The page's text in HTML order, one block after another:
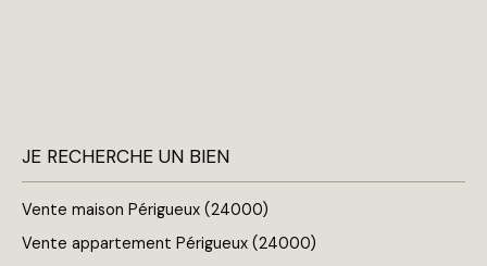
JE RECHERCHE UN BIEN
Vente maison Périgueux (24000)
Vente appartement Périgueux (24000)